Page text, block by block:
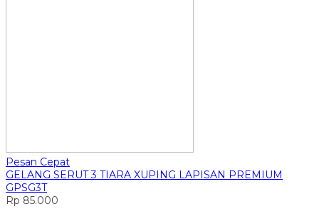
Pesan Cepat
GELANG SERUT 3 TIARA XUPING LAPISAN PREMIUM
GPSG3T
Rp 85.000